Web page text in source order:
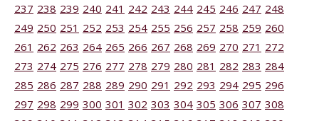
237 238 239 240 241 242 243 244 245 246 247 248
249 250 251 252 253 254 255 256 257 258 259 260
261 262 263 264 265 266 267 268 269 270 271 272
273 274 275 276 277 278 279 280 281 282 283 284
285 286 287 288 289 290 291 292 293 294 295 296
297 298 299 300 301 302 303 304 305 306 307 308